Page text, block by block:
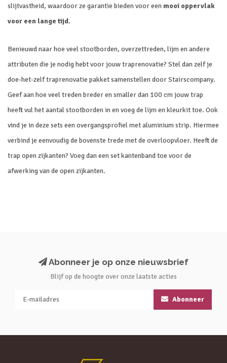
slijtvastheid, waardoor ze garantie bieden voor een mooi oppervlak
voor een lange tijd.
Benieuwd naar hoe veel stootborden, overzettreden, lijm en andere
attributen die je nodig hebt voor jouw traprenovatie? Stel dan zelf je
doe-het-zelf traprenovatie pakket samenstellen door Stairscompany.
Geef aan hoe veel treden breder en smaller dan 100 cm jouw trap
heeft vul het aantal stootborden in en voeg de lijm en kleurkit toe. Ook
vind je in deze sets een overgangsprofiel met aluminium strip. Hiermee
verbind je eenvoudig de bovenste trede met de overloopvloer. Heeft de
trap open zijkanten? Voeg dan een set kantenband toe voor de
afwerking van de open zijkanten.
Abonneer je op onze nieuwsbrief
Blijf op de hoogte over onze laatste acties
Abonneer